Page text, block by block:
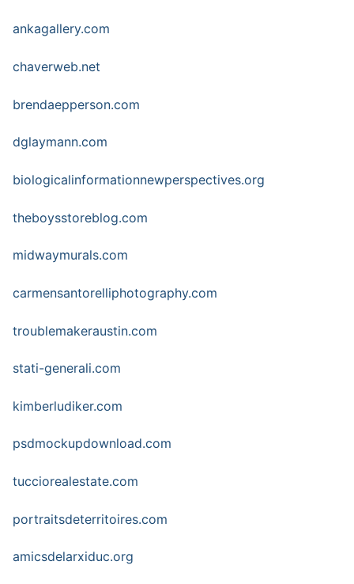
ankagallery.com
chaverweb.net
brendaepperson.com
dglaymann.com
biologicalinformationnewperspectives.org
theboysstoreblog.com
midwaymurals.com
carmensantorelliphotography.com
troublemakeraustin.com
stati-generali.com
kimberludiker.com
psdmockupdownload.com
tucciorealestate.com
portraitsdeterritoires.com
amicsdelarxiduc.org